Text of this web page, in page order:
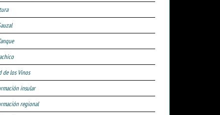
de los Vinos
insular
regional